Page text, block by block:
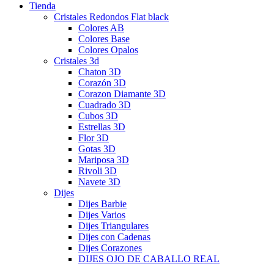
Tienda
Cristales Redondos Flat black
Colores AB
Colores Base
Colores Opalos
Cristales 3d
Chaton 3D
Corazón 3D
Corazon Diamante 3D
Cuadrado 3D
Cubos 3D
Estrellas 3D
Flor 3D
Gotas 3D
Mariposa 3D
Rivoli 3D
Navete 3D
Dijes
Dijes Barbie
Dijes Varios
Dijes Triangulares
Dijes con Cadenas
Dijes Corazones
DIJES OJO DE CABALLO REAL